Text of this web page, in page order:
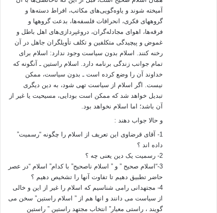
ممکن نیست. اگر اسلام از سیاست تهی شود، به دین دیگری تبدیل خواهد شد
بودایی، مسیحیت یا غیر از آن باشد؛ اما اسلام نخواهد بود. و این نیز به دو سبب
اول: اسلام در بسیاری از امور، دارای موضگیریهایی
واضح و احکامی صریح است که جزء اصلی سیاست محسوب می‌شوند. اسلام
تنها عقیده‌ای لاهوتی
امور زندگی و دستورالعمل‌ها و رهنمودهایی برای جامعه و حکومت ارتباط
همانا اسلام عقیده، عبادت، اخلاق و شریعت متکامل است. به عبارت دیگر
برای زندگی است که به وسیله‌ی وضع اصول و مبانی و تشریعات و تبیین
توجیهات، به زندگی فردی، شئون خانوادگی، اوضاع جامعه، پایه‌های حکومت و
آمیخته شوند و یاوه‌گویی‌های مکاتب، افراط دسته‌ها و
گروههای فکری، انحرافات فلسفه‌ها، بدعت گروهها و
فرقه‌ها، اهوای مجادله‌گران، دروغپردازی‌های اهل باطل و
غموض و پیچیدگی متکلفین و تکلف تأویلگران جاهل در آن
رخنه کنند. اسلام بدون سیاست وجود ندارد: اسلام برای
تمام جوانب زندگی برنامه دارد. اسلام راستین ـ آنگونه که
خداوند آن را وضع کرده است ـ بدون سیاست، ممکن
نیست. اگر اسلام از سیاست تهی شود، به دین دیگری
تبدیل خواهد شد که ممکن است بودایی، مسیحیت یا غیر از
آن باشد؛ اما اسلام نخواهد بود.
و حالا جواب دهند :
1- آقای قرضاوی این تعریف از اسلام را چگونه “رسمیت”
داده اند ؟
2- رسمیت یک دین یعنی چه ؟
3-“اسلام صحیح ” و ” اسلام ناصحیح” با کدام” اسلام “در عصر
حاضر تطبیق دهیم تا تفاوت آنها را تشخیص دهیم ؟
4- مجتهدانی رامی شناسیم که اسلام را غیر از این و خالی
از سیاست می دانند و انها هم از ” اسلام راستین” سخن می
گویند ، راستی معیار” انتخاب مجتهد راستین ” راستین